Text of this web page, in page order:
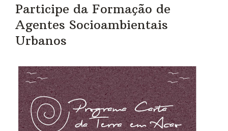
Participe da Formação de
Agentes Socioambientais
Urbanos